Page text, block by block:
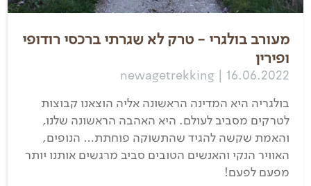
מעורב בולגרי - טרק לא שגרתי ברכסי רודופי
ופירין
newagetrekking | 16.06.2022
בולגריה היא המדינה הראשונה אליה הוצאנו קבוצות
לטרקים מסביב לעולם. היא האהבה הראשונה שלנו,
והאמת שקשה להגיד שהתשוקה פוחתת… הנופים,
האוויר הנקי והאנשים הטובים סביב מרגשים אותנו יותר
מפעם לפעם!